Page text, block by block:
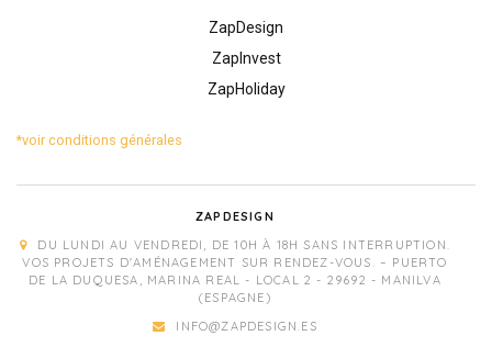
ZapDesign
ZapInvest
ZapHoliday
*voir conditions générales
ZAPDESIGN
DU LUNDI AU VENDREDI, DE 10H À 18H SANS INTERRUPTION.
VOS PROJETS D'AMÉNAGEMENT SUR RENDEZ-VOUS. – PUERTO
DE LA DUQUESA, MARINA REAL - LOCAL 2 - 29692 - MANILVA
(ESPAGNE)
INFO@ZAPDESIGN.ES